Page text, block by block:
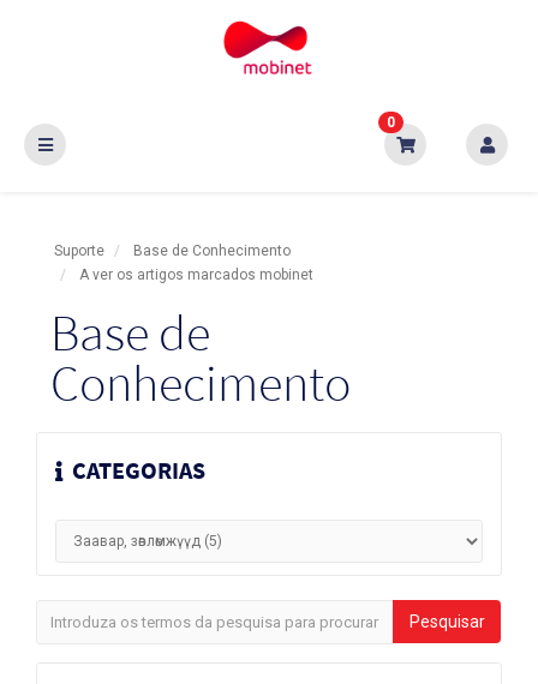
0
Suporte
Base de Conhecimento
A ver os artigos marcados mobinet
Base de
Conhecimento
CATEGORIAS